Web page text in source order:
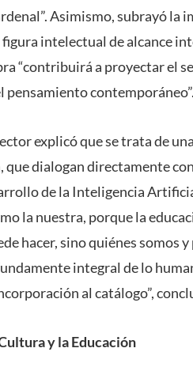
Asimismo, subrayó la
intelectual de alcance
“contribuirá a proyectar el
pensamiento
explicó que se trata de
dialogan directamente
de la Inteligencia
la nuestra, porque la
hacer, sino quiénes somos
integral de lo
al catálogo”,
y la Educación